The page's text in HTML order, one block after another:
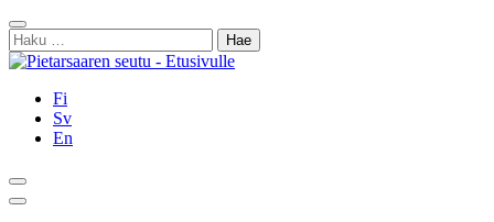
Siirry
sisältöön
Sulje
Haku:
Fi
Sv
En
Hae
Päävalikko